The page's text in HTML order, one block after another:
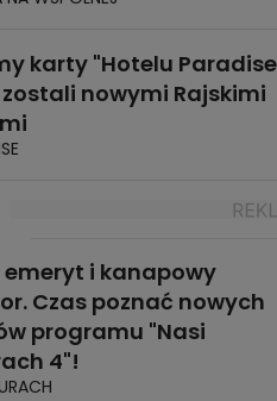
karty "Hotelu Paradise
zostali nowymi Rajskimi
i kanapowy
Czas poznać nowych
programu "Nasi
4"!